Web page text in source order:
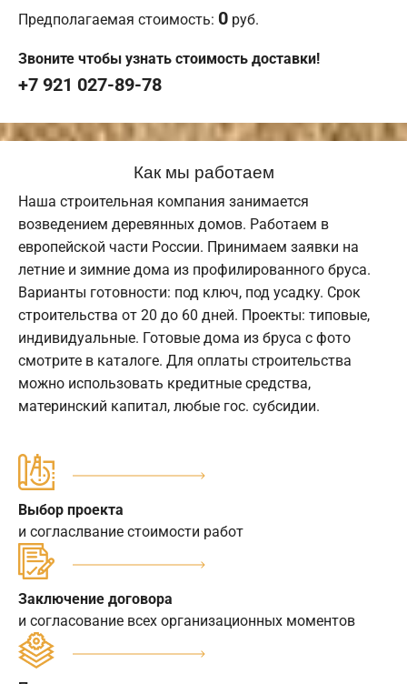
Предполагаемая стоимость: 0 руб.
Звоните чтобы узнать стоимость доставки!
+7 921 027-89-78
Как мы работаем
Наша строительная компания занимается
возведением деревянных домов. Работаем в
европейской части России. Принимаем заявки на
летние и зимние дома из профилированного бруса.
Варианты готовности: под ключ, под усадку. Срок
строительства от 20 до 60 дней. Проекты: типовые,
индивидуальные. Готовые дома из бруса с фото
смотрите в каталоге. Для оплаты строительства
можно использовать кредитные средства,
материнский капитал, любые гос. субсидии.
Выбор проекта
и согласлвание стоимости работ
Заключение договора
и согласование всех организационных моментов